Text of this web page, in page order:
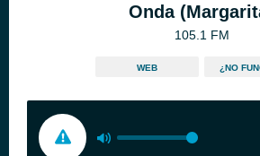
Onda
105.1 FM
WEB ¿NO